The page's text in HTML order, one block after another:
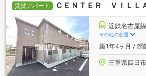
賃貸アパート ＣＥＮＴＥＲ ＶＩＬＬ
近鉄名古屋
その他の交通
築1年4ヶ月 / 2
三重県四日